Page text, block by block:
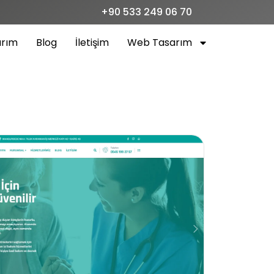
+90 533 249 06 70
Blog İletişim Web Tasarım